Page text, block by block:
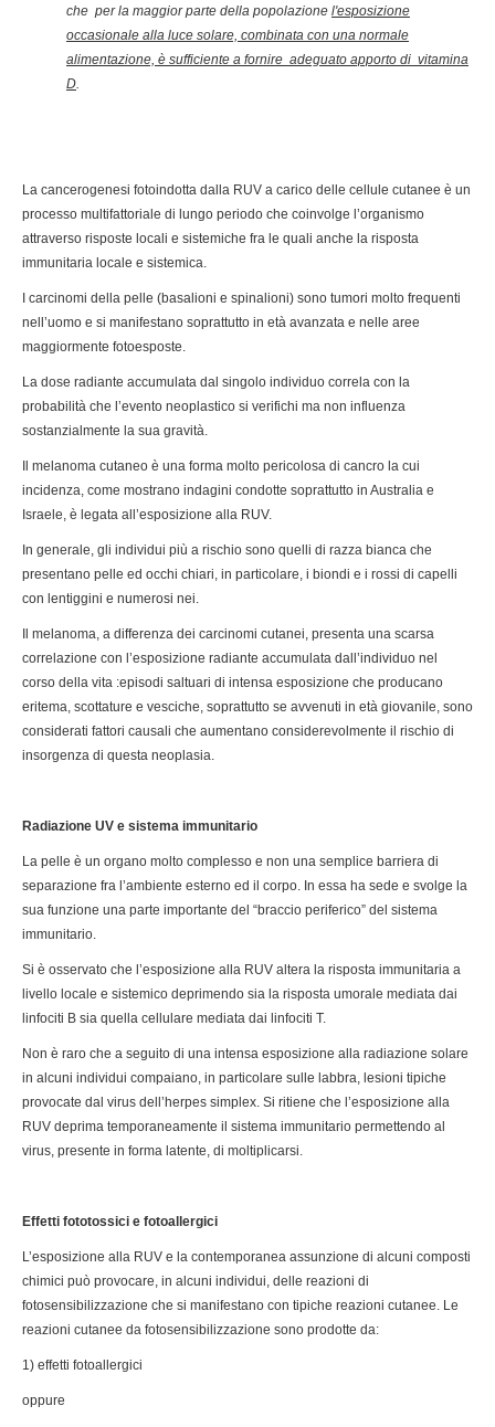
che per la maggior parte della popolazione l'esposizione
occasionale alla luce solare, combinata con una normale
alimentazione, è sufficiente a fornire adeguato apporto di vitamina
D.
La cancerogenesi fotoindotta dalla RUV a carico delle cellule cutanee è un
processo multifattoriale di lungo periodo che coinvolge l’organismo
attraverso risposte locali e sistemiche fra le quali anche la risposta
immunitaria locale e sistemica.
I carcinomi della pelle (basalioni e spinalioni) sono tumori molto frequenti
nell’uomo e si manifestano soprattutto in età avanzata e nelle aree
maggiormente fotoesposte.
La dose radiante accumulata dal singolo individuo correla con la
probabilità che l’evento neoplastico si verifichi ma non influenza
sostanzialmente la sua gravità.
Il melanoma cutaneo è una forma molto pericolosa di cancro la cui
incidenza, come mostrano indagini condotte soprattutto in Australia e
Israele, è legata all’esposizione alla RUV.
In generale, gli individui più a rischio sono quelli di razza bianca che
presentano pelle ed occhi chiari, in particolare, i biondi e i rossi di capelli
con lentiggini e numerosi nei.
Il melanoma, a differenza dei carcinomi cutanei, presenta una scarsa
correlazione con l’esposizione radiante accumulata dall’individuo nel
corso della vita :episodi saltuari di intensa esposizione che producano
eritema, scottature e vesciche, soprattutto se avvenuti in età giovanile, sono
considerati fattori causali che aumentano considerevolmente il rischio di
insorgenza di questa neoplasia.
Radiazione UV e sistema immunitario
La pelle è un organo molto complesso e non una semplice barriera di
separazione fra l’ambiente esterno ed il corpo. In essa ha sede e svolge la
sua funzione una parte importante del “braccio periferico” del sistema
immunitario.
Si è osservato che l’esposizione alla RUV altera la risposta immunitaria a
livello locale e sistemico deprimendo sia la risposta umorale mediata dai
linfociti B sia quella cellulare mediata dai linfociti T.
Non è raro che a seguito di una intensa esposizione alla radiazione solare
in alcuni individui compaiano, in particolare sulle labbra, lesioni tipiche
provocate dal virus dell’herpes simplex. Si ritiene che l’esposizione alla
RUV deprima temporaneamente il sistema immunitario permettendo al
virus, presente in forma latente, di moltiplicarsi.
Effetti fototossici e fotoallergici
L’esposizione alla RUV e la contemporanea assunzione di alcuni composti
chimici può provocare, in alcuni individui, delle reazioni di
fotosensibilizzazione che si manifestano con tipiche reazioni cutanee. Le
reazioni cutanee da fotosensibilizzazione sono prodotte da:
1) effetti fotoallergici
oppure